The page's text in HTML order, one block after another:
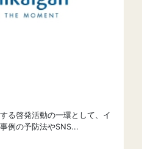
る啓発活動の一環として、イ
例の予防法やSNS...